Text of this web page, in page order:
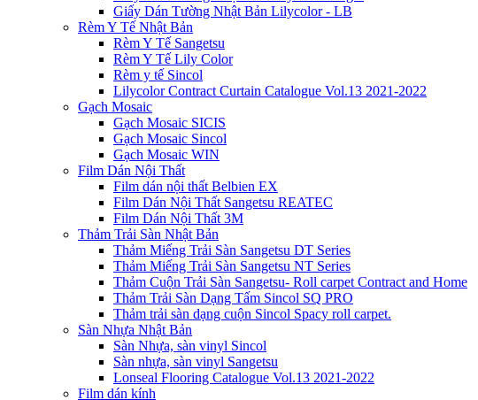
Giấy Dán Tường Nhật Bản Lilycolor - LB
Rèm Y Tế Nhật Bản
Rèm Y Tế Sangetsu
Rèm Y Tế Lily Color
Rèm y tế Sincol
Lilycolor Contract Curtain Catalogue Vol.13 2021-2022
Gạch Mosaic
Gạch Mosaic SICIS
Gạch Mosaic Sincol
Gạch Mosaic WIN
Film Dán Nội Thất
Film dán nội thất Belbien EX
Film Dán Nội Thất Sangetsu REATEC
Film Dán Nội Thất 3M
Thảm Trải Sàn Nhật Bản
Thảm Miếng Trải Sàn Sangetsu DT Series
Thảm Miếng Trải Sàn Sangetsu NT Series
Thảm Cuộn Trải Sàn Sangetsu- Roll carpet Contract and Home
Thảm Trải Sàn Dạng Tấm Sincol SQ PRO
Thảm trải sàn dạng cuộn Sincol Spacy roll carpet.
Sàn Nhựa Nhật Bản
Sàn Nhựa, sàn vinyl Sincol
Sàn nhựa, sàn vinyl Sangetsu
Lonseal Flooring Catalogue Vol.13 2021-2022
Film dán kính